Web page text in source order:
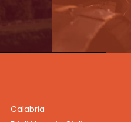
Calabria